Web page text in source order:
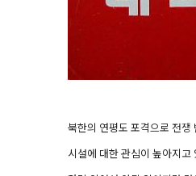
북한의 연평도 포격으로 전쟁
시설에 대한 관심이 높아지고